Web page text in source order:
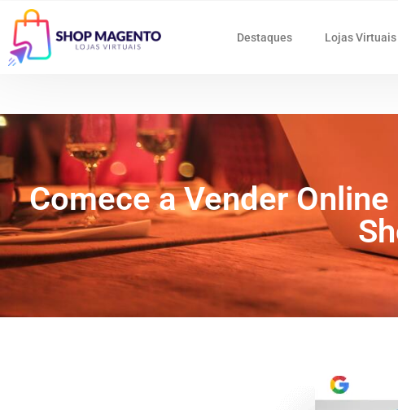
Destaques Lojas Virtuais
Comece a Vender